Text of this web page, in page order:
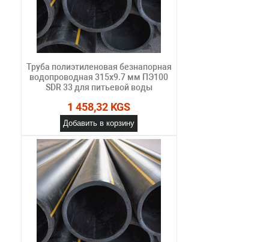
Труба полиэтиленовая безнапорная
водопроводная 315х9.7 мм ПЭ100
SDR 33 для питьевой воды
1 458,32 KGS
Добавить в корзину